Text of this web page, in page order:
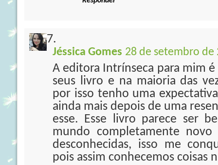
Jéssica Gomes 28 de setembro de
A editora Intrínseca para mim
seus livro e na maioria das
por isso tenho uma
ainda mais depois de uma
esse. Esse livro parece ser
mundo completamente novo
desconhecidas, isso me
pois assim conhecemos coisas